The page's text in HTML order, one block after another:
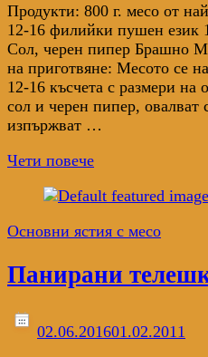
Продукти: 800 г. месо от
12-16 филийки пушен език
Сол, черен пипер Брашно
на приготвяне: Месото се
12-16 късчета с размери на
сол и черен пипер, овал­ват
изпържват …
Чети повече
Основни ястия с месо
Панирани
02.06.201601.02.2011